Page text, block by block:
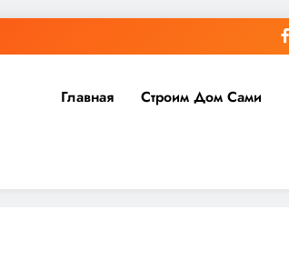
Главная Строим Дом Сами